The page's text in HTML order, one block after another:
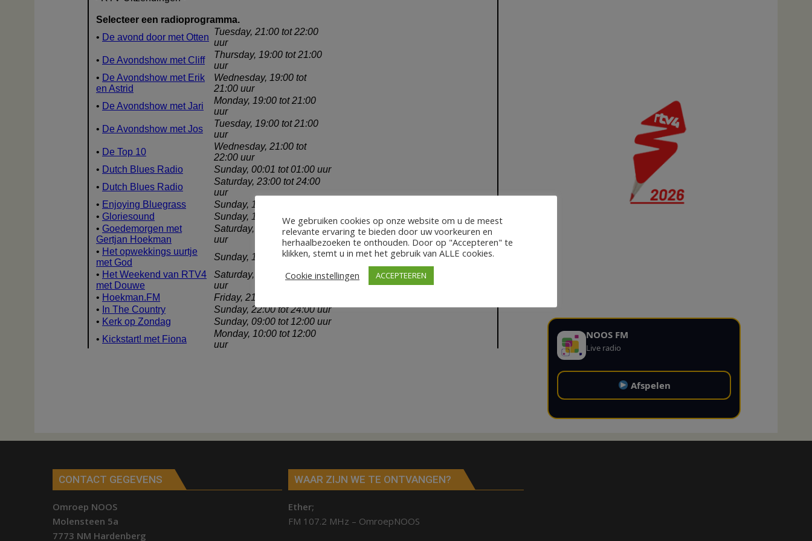
NOOS FM
Live radio
Afspelen
CONTACT GEGEVENS
Omroep NOOS
Molensteen 5a
7773 NM Hardenberg
WAAR ZIJN WE TE ONTVANGEN?
Ether;
FM 107.2 MHz – OmroepNOOS
We gebruiken cookies op onze website om u de meest
relevante ervaring te bieden door uw voorkeuren en
herhaalbezoeken te onthouden. Door op "Accepteren" te
klikken, stemt u in met het gebruik van ALLE cookies.
Cookie instellingen
ACCEPTEEREN